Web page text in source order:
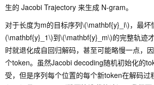
生的 Jacobi Trajectory 来生成 N-gram。
对于长度为m的目标序列\(\mathbf{y}_i\)，最坏
(\mathbf{y}_1\)到\(\mathbf{y}_m\)的完整轨迹
时就退化成自回归解码，甚至可能略慢一点，
个token。虽然Jacobi decoding随机初始化的
受，但是序列每个位置的每个新token在解码过